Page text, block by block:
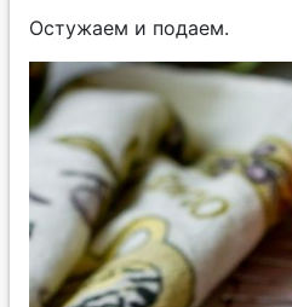
Остужаем и подаем.